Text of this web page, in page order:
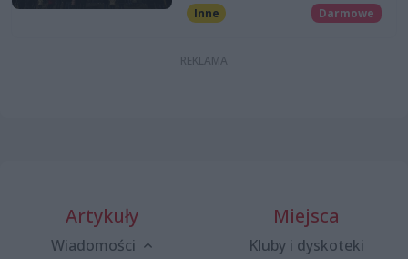
Inne Darmowe
Artykuły
Wiadomości
Miejsca
Kluby i dyskoteki